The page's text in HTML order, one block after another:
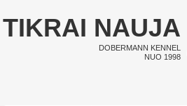
TIKRAI NAUJA
DOBERMANN KENNEL
NUO 1998